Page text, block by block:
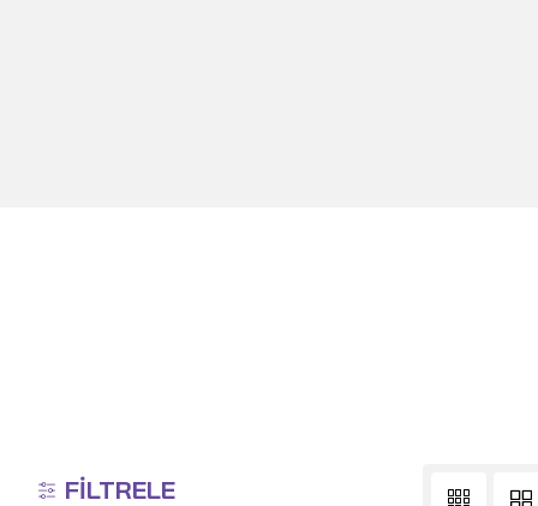
FILTRELE